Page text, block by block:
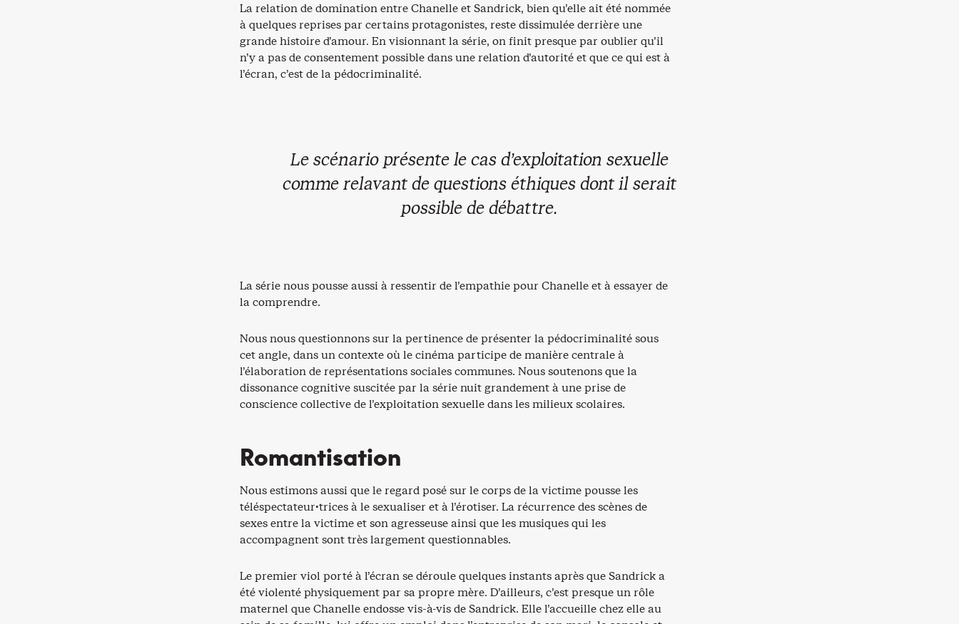
La relation de domination entre Chanelle et Sandrick, bien qu’elle ait été nommée
à quelques reprises par certains protagonistes, reste dissimulée derrière une
grande histoire d’amour. En visionnant la série, on finit presque par oublier qu’il
n’y a pas de consentement possible dans une relation d’autorité et que ce qui est à
l’écran, c’est de la pédocriminalité.
Le scénario présente le cas d’exploitation sexuelle
comme relavant de questions éthiques dont il serait
possible de débattre.
La série nous pousse aussi à ressentir de l’empathie pour Chanelle et à essayer de
la comprendre.
Nous nous questionnons sur la pertinence de présenter la pédocriminalité sous
cet angle, dans un contexte où le cinéma participe de manière centrale à
l’élaboration de représentations sociales communes. Nous soutenons que la
dissonance cognitive suscitée par la série nuit grandement à une prise de
conscience collective de l’exploitation sexuelle dans les milieux scolaires.
Romantisation
Nous estimons aussi que le regard posé sur le corps de la victime pousse les
téléspectateur·trices à le sexualiser et à l’érotiser. La récurrence des scènes de
sexes entre la victime et son agresseuse ainsi que les musiques qui les
accompagnent sont très largement questionnables.
Le premier viol porté à l’écran se déroule quelques instants après que Sandrick a
été violenté physiquement par sa propre mère. D’ailleurs, c’est presque un rôle
maternel que Chanelle endosse vis-à-vis de Sandrick. Elle l’accueille chez elle au